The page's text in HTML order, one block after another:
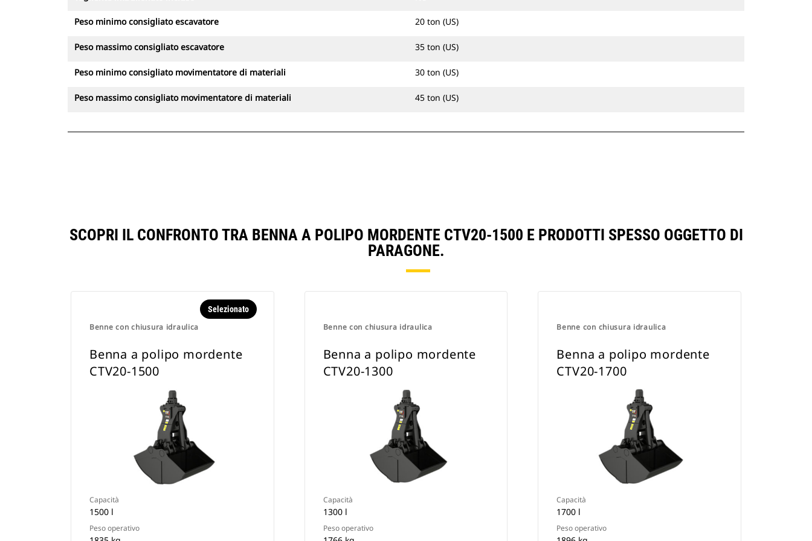
Peso minimo consigliato escavatore 20 ton (US)
Peso massimo consigliato escavatore 35 ton (US)
Peso minimo consigliato movimentatore di materiali 30 ton (US)
Peso massimo consigliato movimentatore di materiali 45 ton (US)
SCOPRI IL CONFRONTO TRA BENNA A POLIPO MORDENTE CTV20-1500 E PRODOTTI SPESSO OGGETTO DI
PARAGONE.
Benne con chiusura idraulica
Selezionato
Benna a polipo mordente
CTV20-1500
Capacità
1500 l
Peso operativo
Benne con chiusura idraulica
Benna a polipo mordente
CTV20-1300
Capacità
1300 l
Peso operativo
Benne con chiusura idraulica
Benna a polipo mordente
CTV20-1700
Capacità
1700 l
Peso operativo